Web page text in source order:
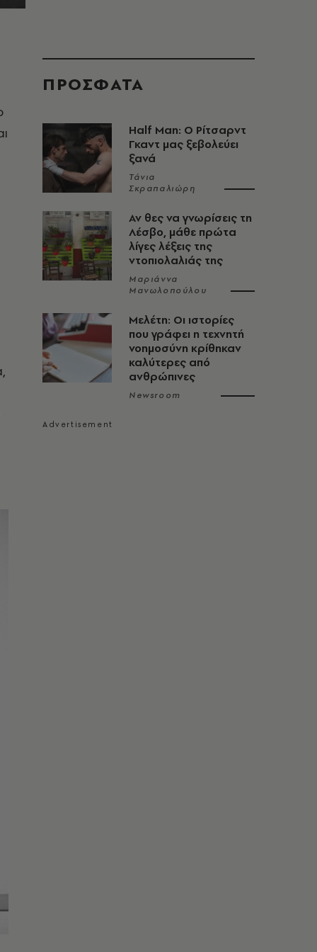
ΠΡΟΣΦΑΤΑ
Half Man: Ο Ρίτσαρντ
Γκαντ μας ξεβολεύει
ξανά
Τάνια
Σκραπαλιώρη
Αν θες να γνωρίσεις τη
Λέσβο, μάθε πρώτα
λίγες λέξεις της
ντοπιολαλιάς της
Μαριάννα
Μανωλοπούλου
Μελέτη: Οι ιστορίες
που γράφει η τεχνητή
νοημοσύνη κρίθηκαν
καλύτερες από
ανθρώπινες
Newsroom